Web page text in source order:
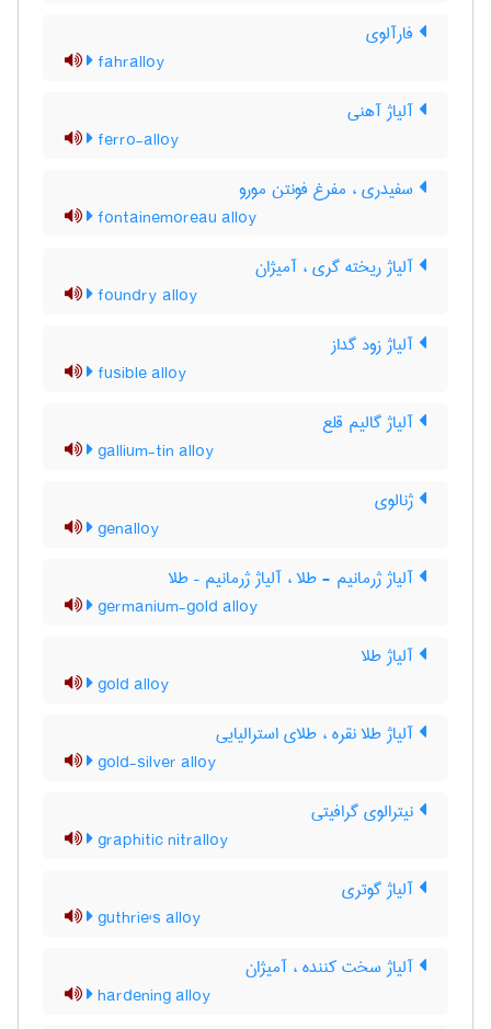
فارآلوی
fahralloy
آلیاژ آهنی
ferro-alloy
سفیدری ، مفرغ فونتن مورو
fontainemoreau alloy
آلیاژ ریخته گری ، آمیژان
foundry alloy
آلیاژ زود گداز
fusible alloy
آلیاژ گالیم قلع
gallium-tin alloy
ژنالوی
genalloy
آلیاژ ژرمانیم - طلا ، آلیاژ ژرمانیم – طلا
germanium-gold alloy
آلیاژ طلا
gold alloy
آلیاژ طلا نقره ، طلای استرالیایی
gold-silver alloy
نیترالوی گرافیتی
graphitic nitralloy
آلیاژ گوتری
guthrie's alloy
آلیاژ سخت کننده ، آمیژان
hardening alloy